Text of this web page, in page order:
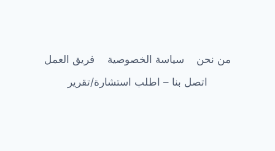
من نحن سياسة الخصوصية
فريق العمل
اتصل بنا – اطلب استشارة/تقرير